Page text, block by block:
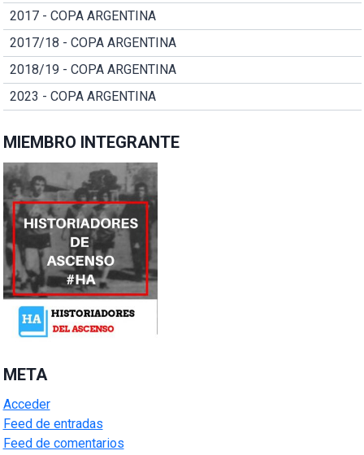
2017 - COPA ARGENTINA
2017/18 - COPA ARGENTINA
2018/19 - COPA ARGENTINA
2023 - COPA ARGENTINA
MIEMBRO INTEGRANTE
META
Acceder
Feed de entradas
Feed de comentarios